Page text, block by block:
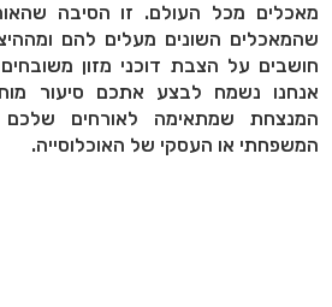
מאכלים מכל העולם. זו הסיבה
שהמאכלים השונים מעלים להם
חושבים על הצבת דוכני מזון
אנחנו נשמח לבצע אתכם סיעור
המנצחת שמתאימה לאורחים שלכם
המשפחתי או העסקי של האוכלוסייה.